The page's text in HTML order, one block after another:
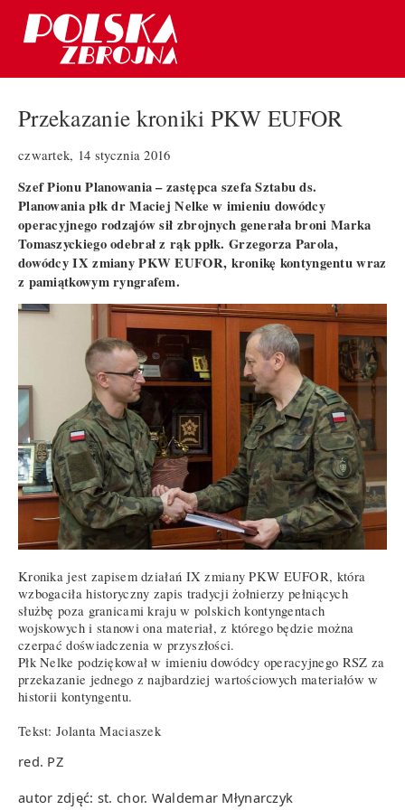
Przekazanie kroniki PKW EUFOR
czwartek, 14 stycznia 2016
Szef Pionu Planowania – zastępca szefa Sztabu ds.
Planowania płk dr Maciej Nelke w imieniu dowódcy
operacyjnego rodzajów sił zbrojnych generała broni Marka
Tomaszyckiego odebrał z rąk ppłk. Grzegorza Parola,
dowódcy IX zmiany PKW EUFOR, kronikę kontyngentu wraz
z pamiątkowym ryngrafem.
Kronika jest zapisem działań IX zmiany PKW EUFOR, która
wzbogaciła historyczny zapis tradycji żołnierzy pełniących
służbę poza granicami kraju w polskich kontyngentach
wojskowych i stanowi ona materiał, z którego będzie można
czerpać doświadczenia w przyszłości.
Płk Nelke podziękował w imieniu dowódcy operacyjnego RSZ za
przekazanie jednego z najbardziej wartościowych materiałów w
historii kontyngentu.
Tekst: Jolanta Maciaszek
red. PZ
autor zdjęć: st. chor. Waldemar Młynarczyk